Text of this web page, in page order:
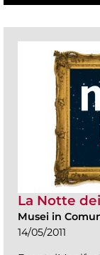
La Notte
Musei in
14/05/2011